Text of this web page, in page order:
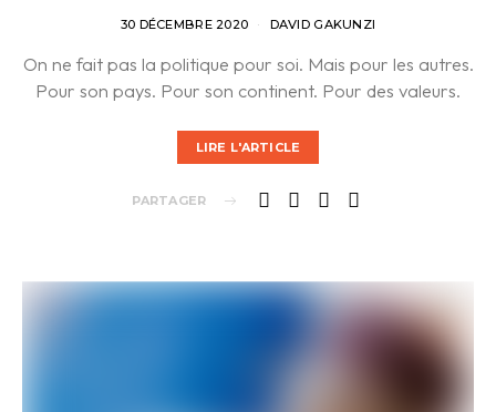
30 DÉCEMBRE 2020 DAVID GAKUNZI
On ne fait pas la politique pour soi. Mais pour les autres.
Pour son pays. Pour son continent. Pour des valeurs.
LIRE L'ARTICLE
PARTAGER